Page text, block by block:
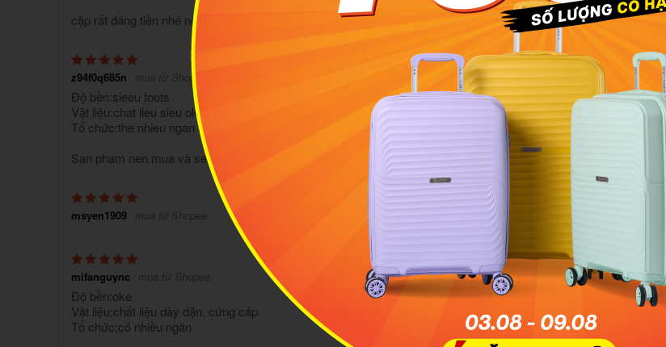
cặp rất đáng tiền nhé nên mua nha
z94f0q685n mua từ Shopee 02/08/2026
Độ bền:sieeu toots
Vật liệu:chat lieu sieu ok
Tổ chức:the nhieu ngan lam
San pham nen mua và se ko hoi han dong goi sieu chinh chu hop dung roi giay cam on
msyen1909 mua từ Shopee 02/08/2026
mifanguync mua từ Shopee 02/08/2026
Độ bền:oke
Vật liệu:chất liệu dày dặn, cứng cáp
Tổ chức:có nhiều ngăn